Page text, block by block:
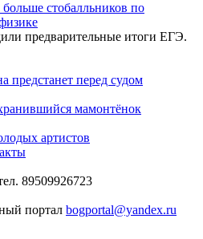
стобалльников по
предварительные итоги ЕГЭ.
предстанет перед судом
мамонтёнок
артистов
89509926723
портал bogportal@yandex.ru